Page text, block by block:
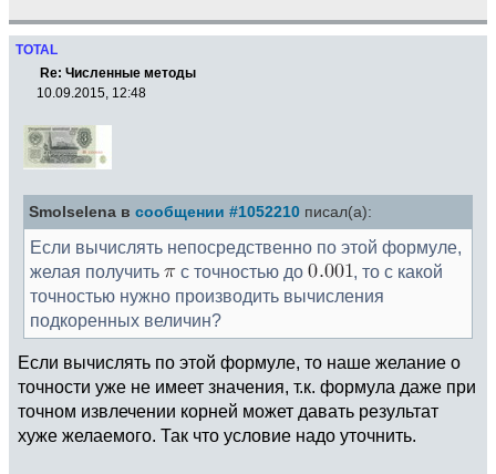
TOTAL
Re: Численные методы
10.09.2015, 12:48
Smolselena в сообщении #1052210 писал(а):
Если вычислять непосредственно по этой формуле,
желая получить
с точностью до
, то с какой
точностью нужно производить вычисления
подкоренных величин?
Если вычислять по этой формуле, то наше желание о
точности уже не имеет значения, т.к. формула даже при
точном извлечении корней может давать результат
хуже желаемого. Так что условие надо уточнить.